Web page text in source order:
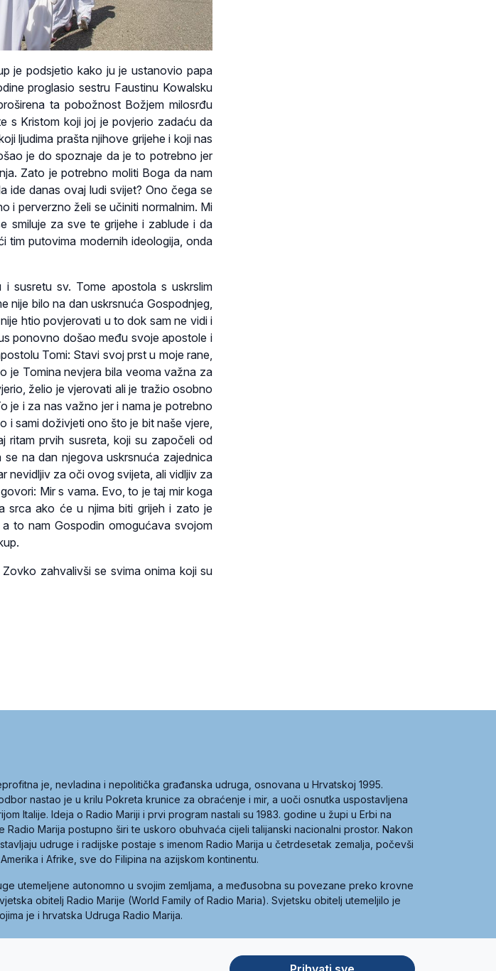
je podsjetio kako ju je ustanovio papa
proglasio sestru Faustinu Kowalsku
ta pobožnost Božjem milosrđu
s Kristom koji joj je povjerio zadaću da
ljudima prašta njihove grijehe i koji nas
je do spoznaje da je to potrebno jer
Zato je potrebno moliti Boga da nam
ide danas ovaj ludi svijet? Ono čega se
i perverzno želi se učiniti normalnim. Mi
smiluje za sve te grijehe i zablude i da
tim putovima modernih ideologija, onda
susretu sv. Tome apostola s uskrslim
nije bilo na dan uskrsnuća Gospodnjeg,
htio povjerovati u to dok sam ne vidi i
ponovno došao među svoje apostole i
Tomi: Stavi svoj prst u moje rane,
je Tomina nevjera bila veoma važna za
želio je vjerovati ali je tražio osobno
je i za nas važno jer i nama je potrebno
i sami doživjeti ono što je bit naše vjere,
ritam prvih susreta, koji su započeli od
na dan njegova uskrsnuća zajednica
nevidljiv za oči ovog svijeta, ali vidljiv za
Mir s vama. Evo, to je taj mir koga
srca ako će u njima biti grijeh i zato je
to nam Gospodin omogućava svojom
zahvalivši se svima onima koji su
je, nevladina i nepolitička građanska udruga, osnovana u Hrvatskoj 1995.
nastao je u krilu Pokreta krunice za obraćenje i mir, a uoči osnutka uspostavljena
Italije. Ideja o Radio Mariji i prvi program nastali su 1983. godine u župi u Erbi na
Radio Marija postupno širi te uskoro obuhvaća cijeli talijanski nacionalni prostor. Nakon
udruge i radijske postaje s imenom Radio Marija u četrdesetak zemalja, počevši
i Afrike, sve do Filipina na azijskom kontinentu.
utemeljene autonomno u svojim zemljama, a međusobna su povezane preko krovne
obitelj Radio Marije (World Family of Radio Maria). Svjetsku obitelj utemeljilo je
je i hrvatska Udruga Radio Marija.